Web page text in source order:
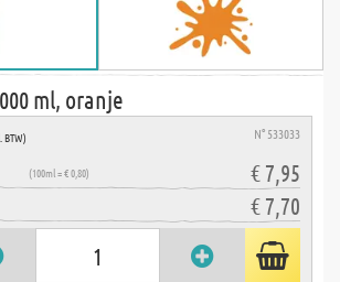
ml, oranje
BTW) N° 533033
(100ml = € 0,80) € 7,95
€ 7,70